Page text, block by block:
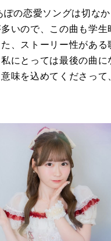
ぽの恋愛ソングは切な
いので、この曲も学生
、ストーリー性がある
にとっては最後の曲に
味を込めてくださって